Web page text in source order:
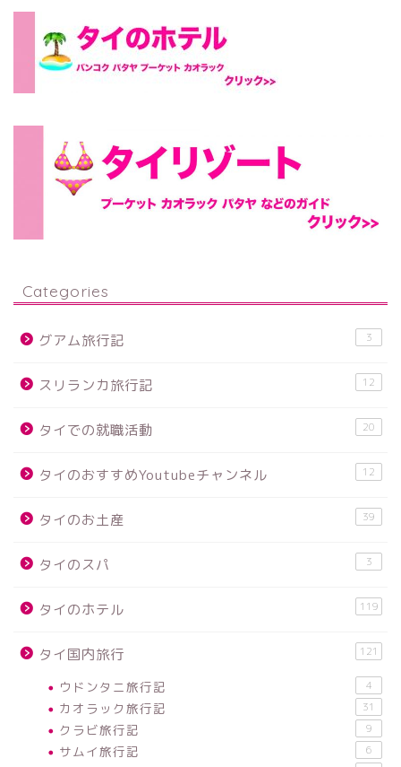
Categories
グアム旅行記 3
スリランカ旅行記 12
タイでの就職活動 20
タイのおすすめYoutubeチャンネル 12
タイのお土産 39
タイのスパ 3
タイのホテル 119
タイ国内旅行 121
ウドンタニ旅行記 4
カオラック旅行記 31
クラビ旅行記 9
サムイ旅行記 6